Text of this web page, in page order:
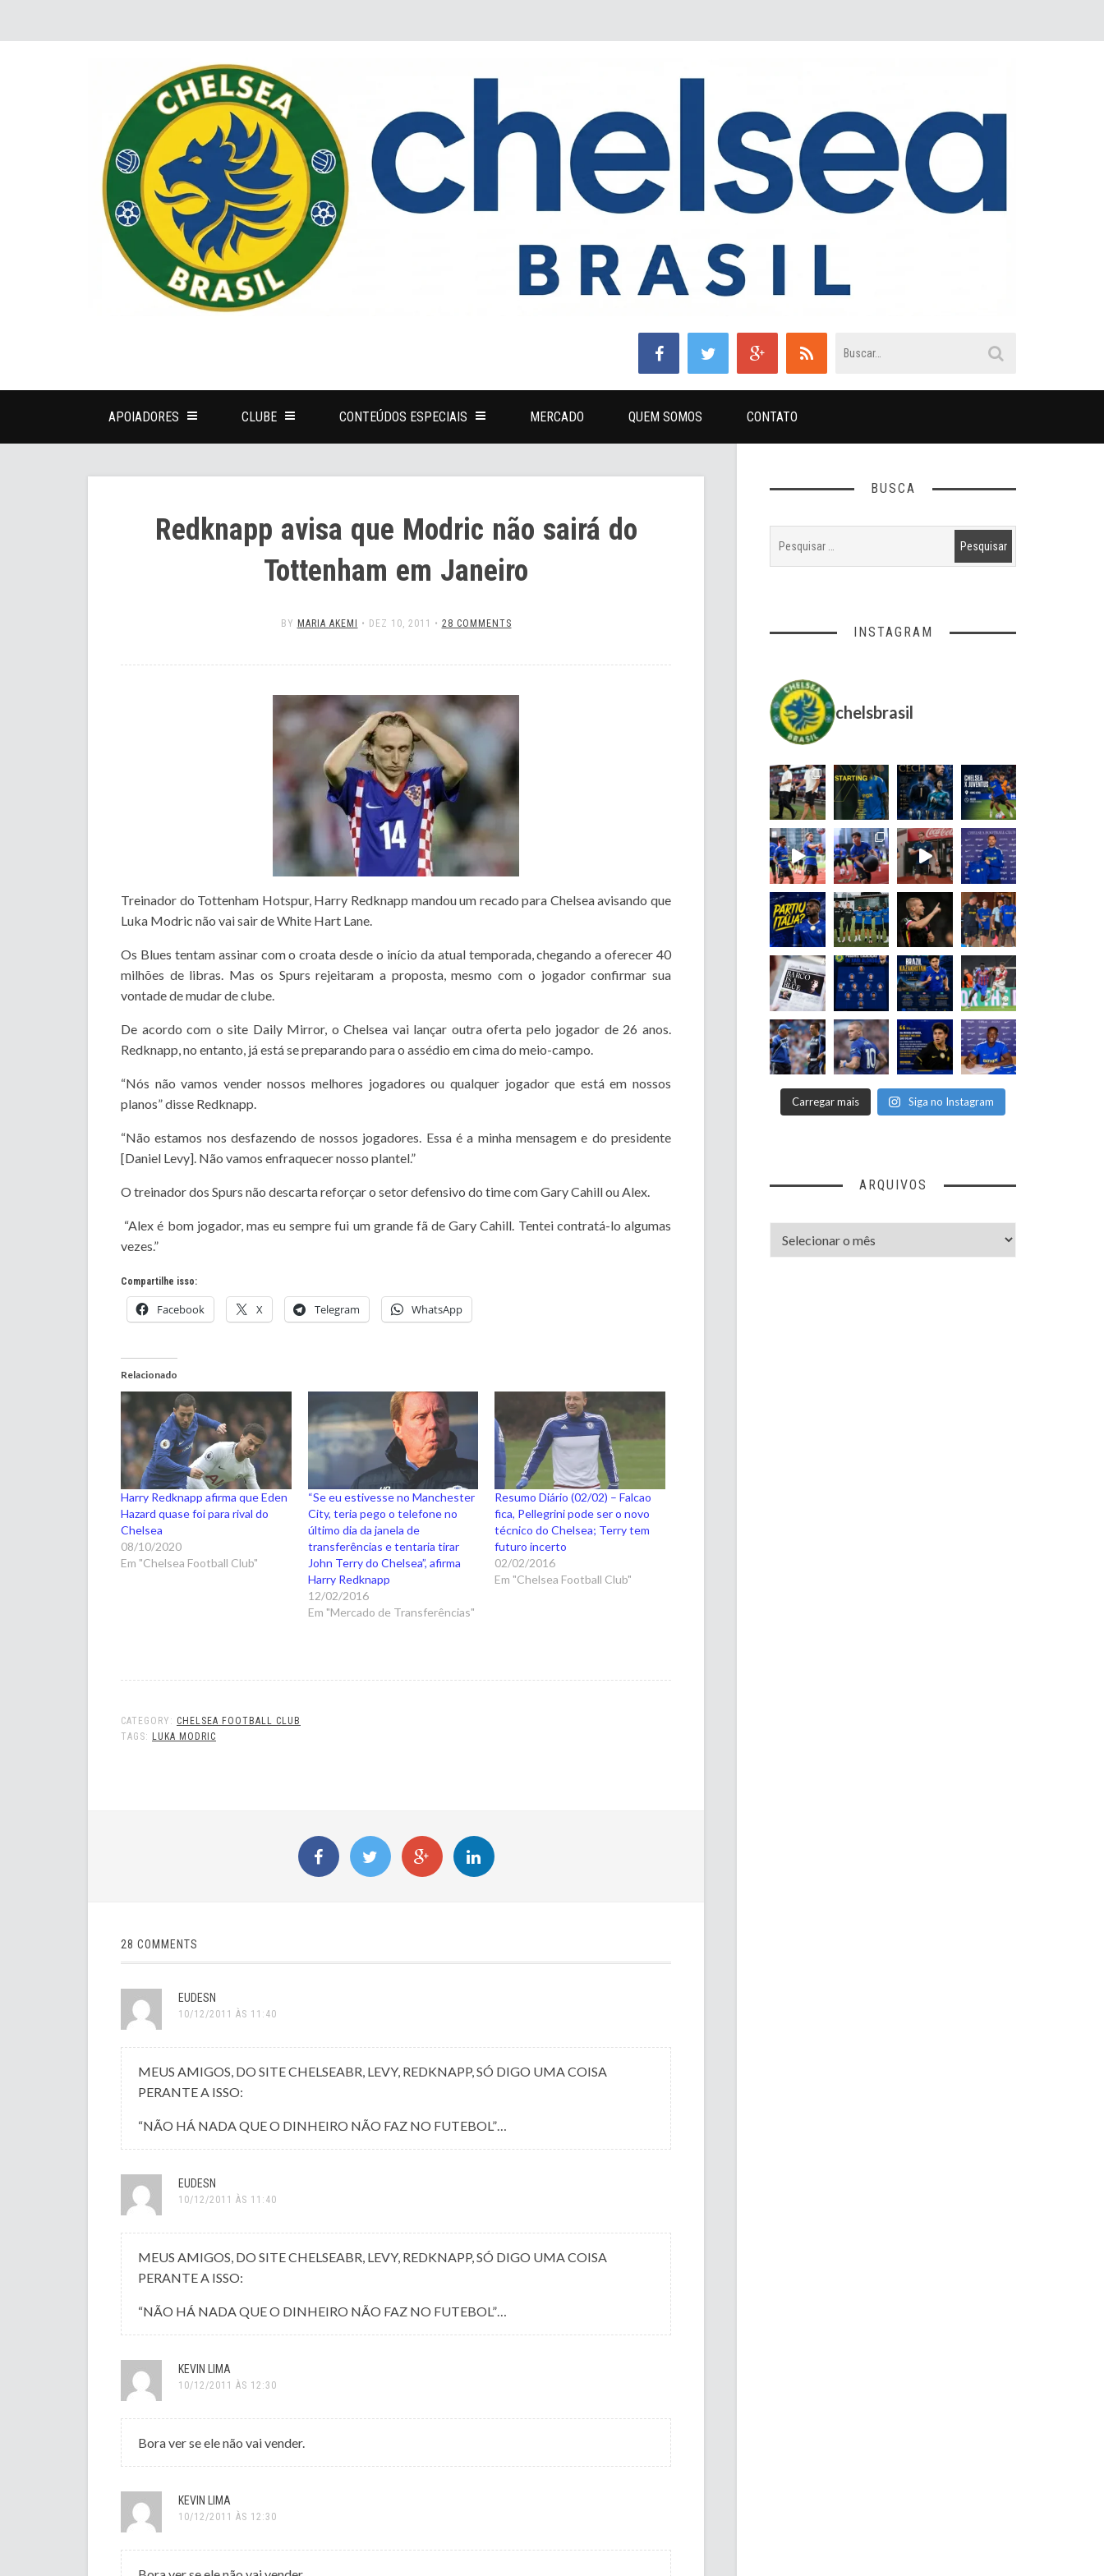
APOIADORES CLUBE CONTEÚDOS ESPECIAIS MERCADO QUEM SOMOS CONTATO
Redknapp avisa que Modric não sairá do
Tottenham em Janeiro
BY MARIA AKEMI • DEZ 10, 2011 • 28 COMMENTS
Treinador do Tottenham Hotspur, Harry Redknapp mandou um recado para Chelsea avisando que
Luka Modric não vai sair de White Hart Lane.
Os Blues tentam assinar com o croata desde o início da atual temporada, chegando a oferecer 40
milhões de libras. Mas os Spurs rejeitaram a proposta, mesmo com o jogador confirmar sua
vontade de mudar de clube.
De acordo com o site Daily Mirror, o Chelsea vai lançar outra oferta pelo jogador de 26 anos.
Redknapp, no entanto, já está se preparando para o assédio em cima do meio-campo.
“Nós não vamos vender nossos melhores jogadores ou qualquer jogador que está em nossos
planos” disse Redknapp.
“Não estamos nos desfazendo de nossos jogadores. Essa é a minha mensagem e do presidente
[Daniel Levy]. Não vamos enfraquecer nosso plantel.”
O treinador dos Spurs não descarta reforçar o setor defensivo do time com Gary Cahill ou Alex.
“Alex é bom jogador, mas eu sempre fui um grande fã de Gary Cahill. Tentei contratá-lo algumas
vezes.”
Compartilhe isso:
Facebook X Telegram WhatsApp
Relacionado
Harry Redknapp afirma que Eden
Hazard quase foi para rival do
Chelsea
08/10/2020
Em "Chelsea Football Club"
“Se eu estivesse no Manchester
City, teria pego o telefone no
último dia da janela de
transferências e tentaria tirar
John Terry do Chelsea”, afirma
Harry Redknapp
12/02/2016
Em "Mercado de Transferências"
Resumo Diário (02/02) – Falcao
fica, Pellegrini pode ser o novo
técnico do Chelsea; Terry tem
futuro incerto
02/02/2016
Em "Chelsea Football Club"
CATEGORY: CHELSEA FOOTBALL CLUB
TAGS: LUKA MODRIC
28 COMMENTS
EUDESN
10/12/2011 ÀS 11:40
MEUS AMIGOS, DO SITE CHELSEABR, LEVY, REDKNAPP, SÓ DIGO UMA COISA
PERANTE A ISSO:
“NÃO HÁ NADA QUE O DINHEIRO NÃO FAZ NO FUTEBOL”…
EUDESN
10/12/2011 ÀS 11:40
MEUS AMIGOS, DO SITE CHELSEABR, LEVY, REDKNAPP, SÓ DIGO UMA COISA
PERANTE A ISSO:
“NÃO HÁ NADA QUE O DINHEIRO NÃO FAZ NO FUTEBOL”…
KEVIN LIMA
10/12/2011 ÀS 12:30
Bora ver se ele não vai vender.
KEVIN LIMA
10/12/2011 ÀS 12:30
BUSCA
INSTAGRAM
chelsbrasil
Carregar mais Siga no Instagram
ARQUIVOS